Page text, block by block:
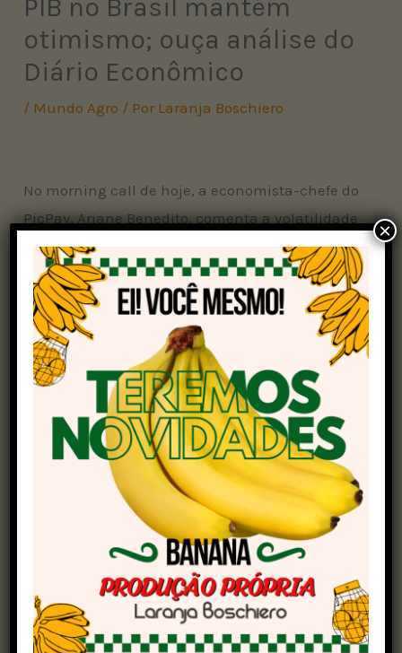
PIB no Brasil mantém
otimismo; ouça análise do
Diário Econômico
/ Mundo Agro / Por Laranja Boschiero
No morning call de hoje, a economista-chefe do
PicPay, Ariane Benedito, comenta a volatilidade
global após reviravolta judicial nas tarifas dos
EUA e críticas de Trump ao Fed. O dólar caiu
0,5%, a R$ 5,66, enquanto o Ibovespa recuou
0,25%, pressionado por incertezas fiscais e
políticas. Hoje, destaque para o PIB do 1º tri e
resultado primário no Brasil, além do PCE nos
EUA, que pode influenciar os juros globais.
×